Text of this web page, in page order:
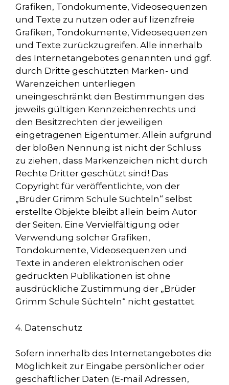
Grafiken, Tondokumente, Videosequenzen
und Texte zu nutzen oder auf lizenzfreie
Grafiken, Tondokumente, Videosequenzen
und Texte zurückzugreifen. Alle innerhalb
des Internetangebotes genannten und ggf.
durch Dritte geschützten Marken- und
Warenzeichen unterliegen
uneingeschränkt den Bestimmungen des
jeweils gültigen Kennzeichenrechts und
den Besitzrechten der jeweiligen
eingetragenen Eigentümer. Allein aufgrund
der bloßen Nennung ist nicht der Schluss
zu ziehen, dass Markenzeichen nicht durch
Rechte Dritter geschützt sind! Das
Copyright für veröffentlichte, von der
„Brüder Grimm Schule Süchteln“ selbst
erstellte Objekte bleibt allein beim Autor
der Seiten. Eine Vervielfältigung oder
Verwendung solcher Grafiken,
Tondokumente, Videosequenzen und
Texte in anderen elektronischen oder
gedruckten Publikationen ist ohne
ausdrückliche Zustimmung der „Brüder
Grimm Schule Süchteln“ nicht gestattet.
4. Datenschutz
Sofern innerhalb des Internetangebotes die
Möglichkeit zur Eingabe persönlicher oder
geschäftlicher Daten (E-mail Adressen,